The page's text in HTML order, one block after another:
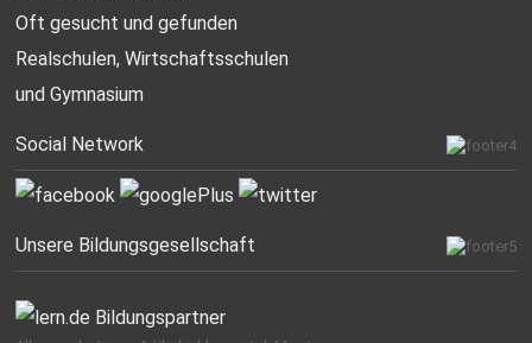
Oft gesucht und gefunden
Realschulen,Wirtschaftsschulen
und Gymnasium
Social Network
Unsere Bildungsgesellschaft